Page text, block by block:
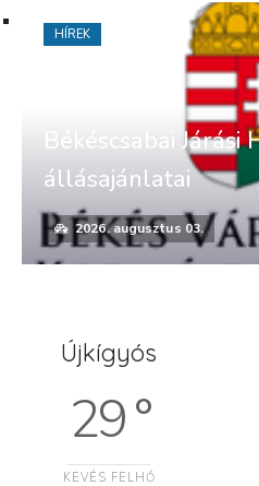
Békéscsabai
állásajánlatai
2026. augusztus 03.
HÍREK
Újkígyós
29 °
KEVÉS FELHŐ